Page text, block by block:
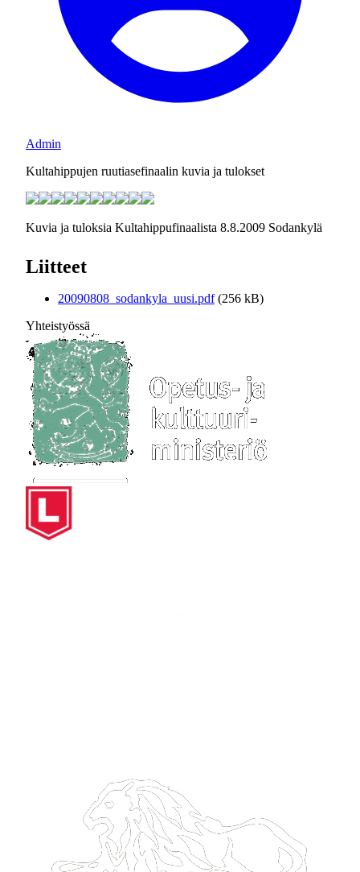
Admin
Kultahippujen ruutiasefinaalin kuvia ja tulokset
Kuvia ja tuloksia Kultahippufinaalista 8.8.2009 Sodankylä
Liitteet
20090808_sodankyla_uusi.pdf (256 kB)
Yhteistyössä